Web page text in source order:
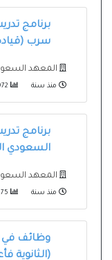
برنامج
سرب
المعهد
منذ سنة
برنامج
السعودي
المعهد
منذ سنة
وظائف في
(الثانوية